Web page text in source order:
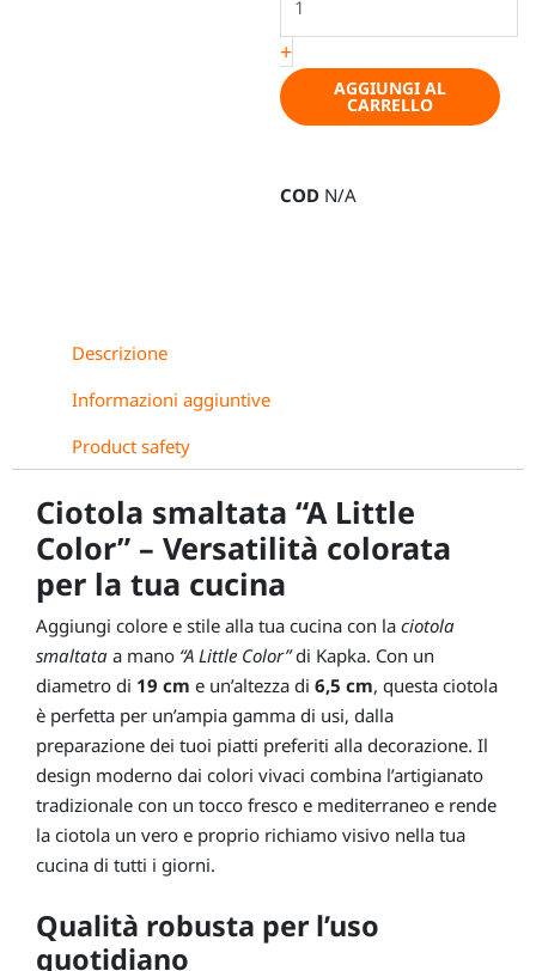
Ø19cm,
vari
colori
quantità
+
AGGIUNGI AL
CARRELLO
COD N/A
Descrizione
Informazioni aggiuntive
Product safety
Ciotola smaltata “A Little
Color” – Versatilità colorata
per la tua cucina
Aggiungi colore e stile alla tua cucina con la ciotola
smaltata a mano “A Little Color”di Kapka. Con un
diametro di 19 cm e un’altezza di 6,5 cm, questa ciotola
è perfetta per un’ampia gamma di usi, dalla
preparazione dei tuoi piatti preferiti alla decorazione. Il
design moderno dai colori vivaci combina l’artigianato
tradizionale con un tocco fresco e mediterraneo e rende
la ciotola un vero e proprio richiamo visivo nella tua
cucina di tutti i giorni.
Qualità robusta per l’uso
quotidiano